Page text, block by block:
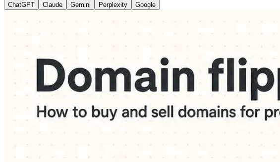
ChatGPT Claude Gemini Perplexity Google